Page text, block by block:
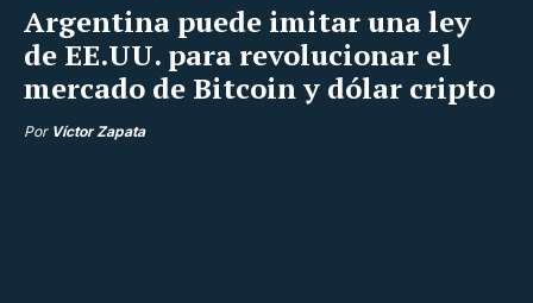
Argentina puede imitar una ley
de EE.UU. para revolucionar el
mercado de Bitcoin y dólar cripto
Por Víctor Zapata